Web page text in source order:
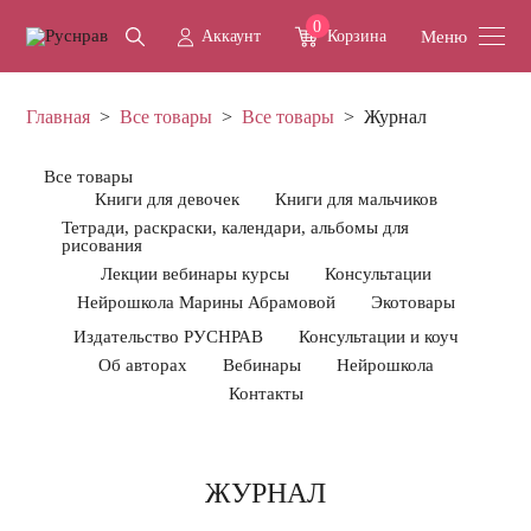
Аккаунт
0
Корзина Меню
Главная > Все товары > Все товары > Журнал
Все товары
Книги для девочек
Книги для мальчиков
Тетради, раскраски, календари, альбомы для
рисования
Лекции вебинары курсы
Консультации
Нейрошкола Марины Абрамовой
Экотовары
Издательство РУСНРАВ
Консультации и коуч
Об авторах
Вебинары
Нейрошкола
Контакты
ЖУРНАЛ